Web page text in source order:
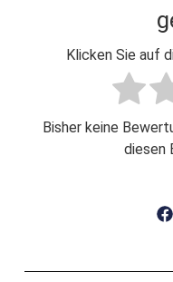
Klicken Sie auf
Bisher keine
diesen